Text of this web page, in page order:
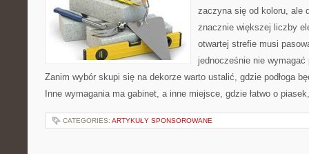
zaczyna się od koloru, ale
znacznie większej liczby
otwartej strefie musi
jednocześnie nie
Zanim wybór skupi się na dekorze warto ustalić, gdzie podłoga
Inne wymagania ma gabinet, a inne miejsce, gdzie łatwo o
CATEGORIES: ARTYKUŁY SPONSOROWANE